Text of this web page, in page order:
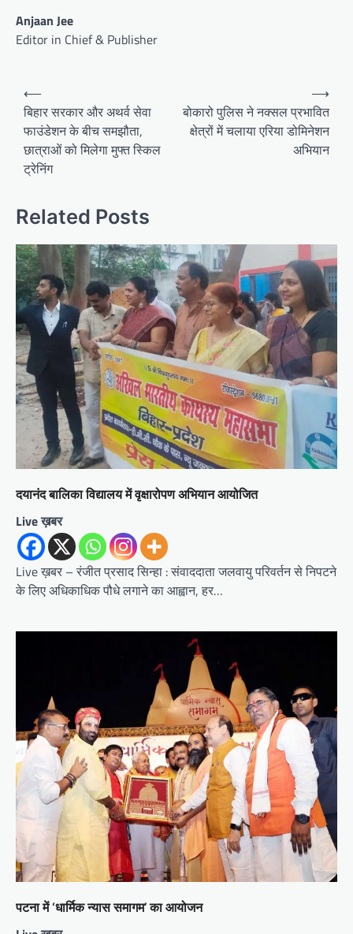
Anjaan Jee
Editor in Chief & Publisher
Post
navigation
⟵
बिहार सरकार और अथर्व सेवा
फाउंडेशन के बीच समझौता,
छात्राओं को मिलेगा मुफ्त स्किल
ट्रेनिंग
बोकारो पुलिस ने नक्सल प्रभावित
क्षेत्रों में चलाया एरिया डोमिनेशन
अभियान
⟶
Related Posts
दयानंद बालिका विद्यालय में वृक्षारोपण अभियान आयोजित
Live ख़बर
Live ख़बर – रंजीत प्रसाद सिन्हा : संवाददाता जलवायु परिवर्तन से निपटने
के लिए अधिकाधिक पौधे लगाने का आह्वान, हर…
पटना में ‘धार्मिक न्यास समागम’ का आयोजन